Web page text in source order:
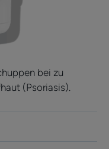
bei zu
(Psoriasis).